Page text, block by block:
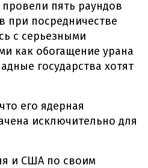
пять раундов
при посредничестве
с серьезными
как обогащение урана
государства хотят
его ядерная
исключительно для
и США по своим